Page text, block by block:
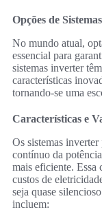
Opções de
No mundo atual,
essencial para
sistemas inverter
características
tornando-se uma
Características e
Os sistemas
contínuo da
mais eficiente. Essa
custos de
seja quase
incluem: